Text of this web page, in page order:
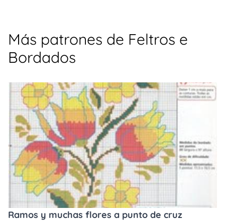
Más patrones de Feltros e
Bordados
Ramos y muchas flores a punto de cruz